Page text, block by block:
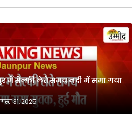
में सेल्फी लेते समय नदी में समा गया
31, 2025